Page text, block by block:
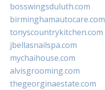
bosswingsduluth.com
birminghamautocare.com
tonyscountrykitchen.com
jbellasnailspa.com
mychaihouse.com
alvisgrooming.com
thegeorginaestate.com